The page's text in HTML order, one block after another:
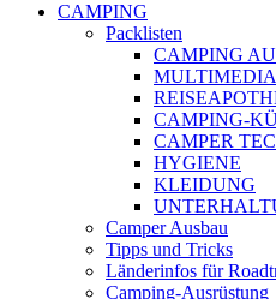
CAMPING
Packlisten
CAMPING
MULTIMEDIA
CAMPING-
CAMPER
HYGIENE
KLEIDUNG
Camper Ausbau
Tipps und Tricks
Länderinfos für
Camping-Ausrüstung